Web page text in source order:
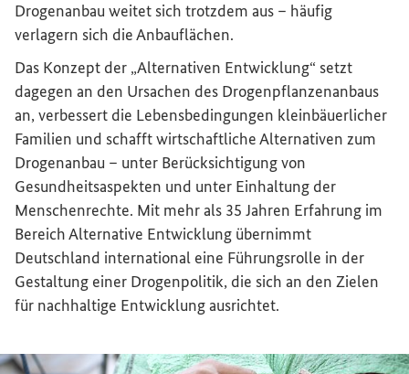
Drogenanbau weitet sich trotzdem aus – häufig
verlagern sich die Anbauflächen.
Das Konzept der „Alternativen Entwicklung“ setzt
dagegen an den Ursachen des Drogenpflanzenanbaus
an, verbessert die Lebensbedingungen kleinbäuerlicher
Familien und schafft wirtschaftliche Alternativen zum
Drogenanbau – unter Berücksichtigung von
Gesundheitsaspekten und unter Einhaltung der
Menschenrechte. Mit mehr als 35 Jahren Erfahrung im
Bereich Alternative Entwicklung übernimmt
Deutschland international eine Führungsrolle in der
Gestaltung einer Drogenpolitik, die sich an den Zielen
für nachhaltige Entwicklung ausrichtet.